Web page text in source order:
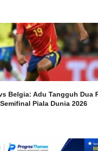
Belgia: Adu Tangguh Dua
Piala Dunia 2026